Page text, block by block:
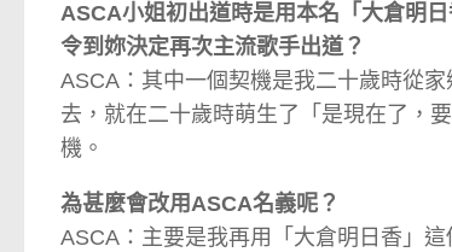
ASCA小姐初出道時是用本名「大倉明
令到妳決定再次主流歌手出道？
ASCA：其中一個契機是我二十歲時從
去，就在二十歲時萌生了「是現在了，
機。
為甚麼會改用ASCA名義呢？
ASCA：主要是我再用「大倉明日香」